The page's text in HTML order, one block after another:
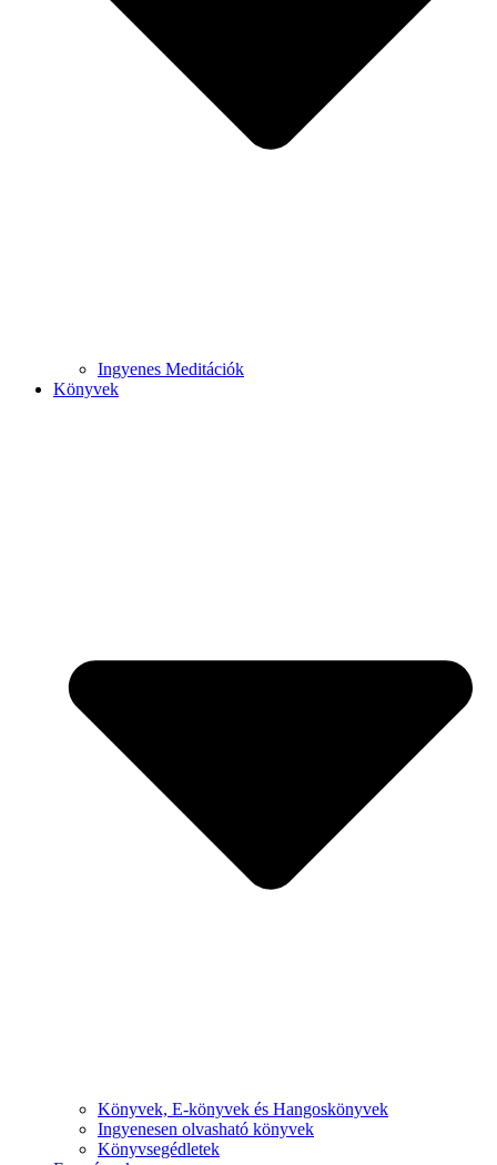
Ingyenes Meditációk
Könyvek
Könyvek, E-könyvek és Hangoskönyvek
Ingyenesen olvasható könyvek
Könyvsegédletek